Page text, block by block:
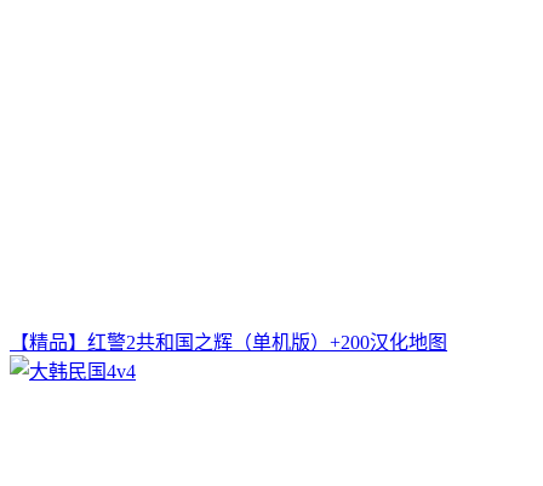
【精品】红警2共和国之辉（单机版）+200汉化地图